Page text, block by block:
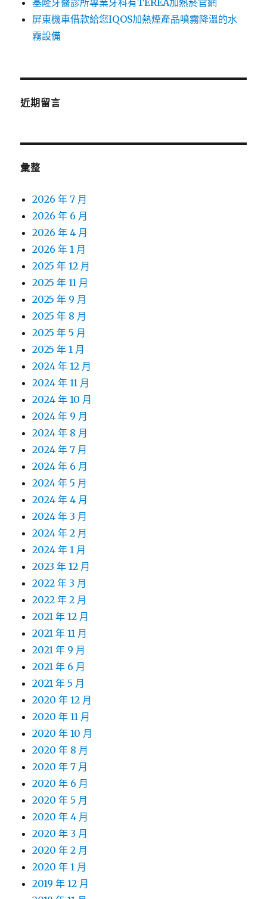
基隆牙醫診所專業牙科有TEREA加熱菸官網
屏東機車借款給您IQOS加熱煙產品噴霧降溫的水
霧設備
近期留言
彙整
2026 年 7 月
2026 年 6 月
2026 年 4 月
2026 年 1 月
2025 年 12 月
2025 年 11 月
2025 年 9 月
2025 年 8 月
2025 年 5 月
2025 年 1 月
2024 年 12 月
2024 年 11 月
2024 年 10 月
2024 年 9 月
2024 年 8 月
2024 年 7 月
2024 年 6 月
2024 年 5 月
2024 年 4 月
2024 年 3 月
2024 年 2 月
2024 年 1 月
2023 年 12 月
2022 年 3 月
2022 年 2 月
2021 年 12 月
2021 年 11 月
2021 年 9 月
2021 年 6 月
2021 年 5 月
2020 年 12 月
2020 年 11 月
2020 年 10 月
2020 年 8 月
2020 年 7 月
2020 年 6 月
2020 年 5 月
2020 年 4 月
2020 年 3 月
2020 年 2 月
2020 年 1 月
2019 年 12 月